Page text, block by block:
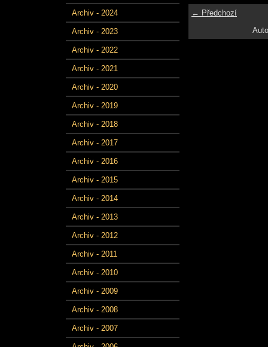
Archiv - 2024
Archiv - 2023
Archiv - 2022
Archiv - 2021
Archiv - 2020
Archiv - 2019
Archiv - 2018
Archiv - 2017
Archiv - 2016
Archiv - 2015
Archiv - 2014
Archiv - 2013
Archiv - 2012
Archiv - 2011
Archiv - 2010
Archiv - 2009
Archiv - 2008
Archiv - 2007
← Předchozí